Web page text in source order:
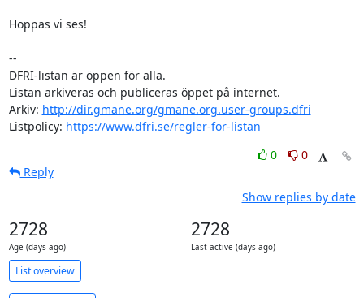
Hoppas vi ses!
--
DFRI-listan är öppen för alla.
Listan arkiveras och publiceras öppet på internet.
Arkiv: http://dir.gmane.org/gmane.org.user-groups.dfri
Listpolicy: https://www.dfri.se/regler-for-listan
0
0
Reply
Show replies by date
2728
Age (days ago)
2728
Last active (days ago)
List overview